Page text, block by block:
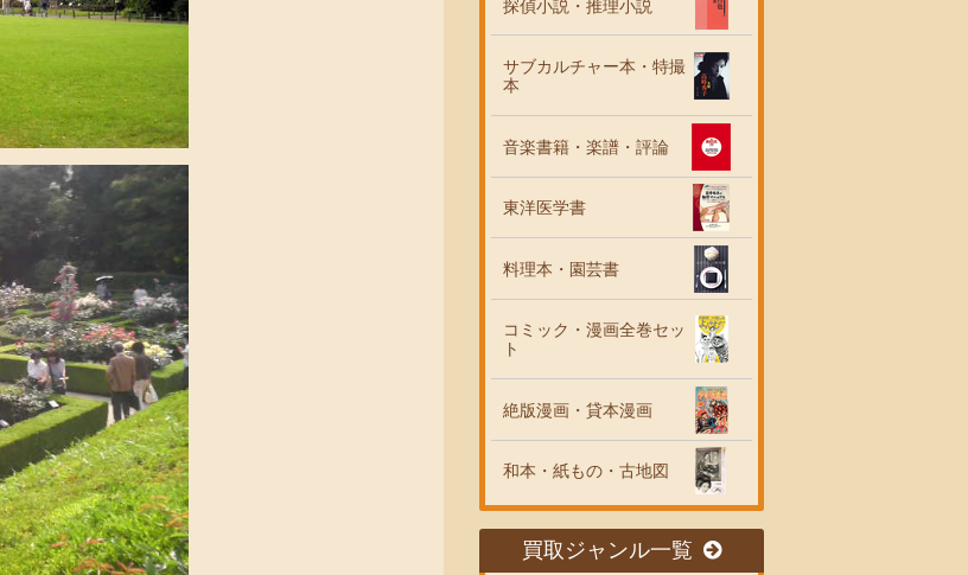
探偵小説・推理小説
サブカルチャー本・特撮
本
音楽書籍・楽譜・評論
東洋医学書
料理本・園芸書
コミック・漫画全巻セッ
ト
絶版漫画・貸本漫画
和本・紙もの・古地図
買取ジャンル一覧